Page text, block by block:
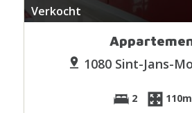
Verkocht
1080 Sint-Jans-
2